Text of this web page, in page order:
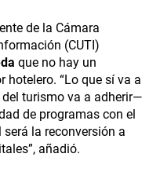
de la Cámara
(CUTI)
que no hay un
hotelero. “Lo que sí va a
turismo va a adherir—
de programas con el
la reconversión a
añadió.